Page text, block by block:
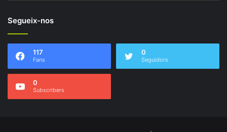
Segueix-nos
117
Fans
0
Seguidors
0
Subscribers